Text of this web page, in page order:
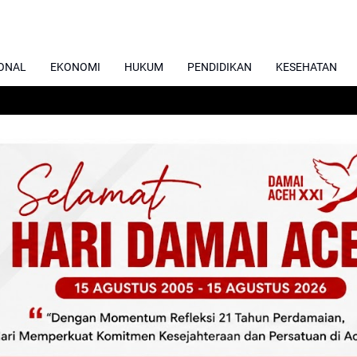
EKONOMI HUKUM PENDIDIKAN KESEHATAN